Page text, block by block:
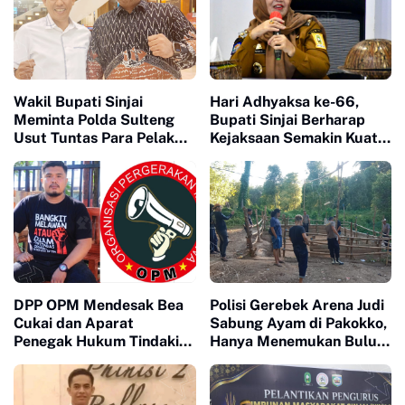
Wakil Bupati Sinjai
Meminta Polda Sulteng
Usut Tuntas Para Pelaku
Sinjai di Morowali
Hari Adhyaksa ke-66,
Bupati Sinjai Berharap
Kejaksaan Semakin Kuat
yang Berkeadilan
DPP OPM Mendesak Bea
Cukai dan Aparat
Penegak Hukum Tindaki
dan New Humer Brown
Polisi Gerebek Arena Judi
Sabung Ayam di Pakokko,
Hanya Menemukan Bulu
Ayam